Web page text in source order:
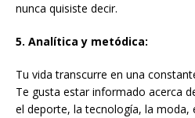
nunca quisiste decir.
5. Analítica y metódica:
Tu vida transcurre en una
Te gusta estar informado acerca
el deporte, la tecnología, la moda,